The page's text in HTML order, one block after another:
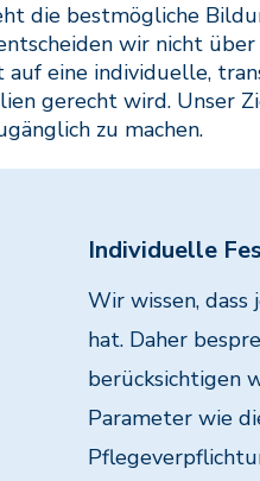
die bestmögliche
wir nicht
eine individuelle,
gerecht wird. Unser
zu machen.
Individuelle
Wir wissen,
hat. Daher
berücksichtigen
Parameter wie